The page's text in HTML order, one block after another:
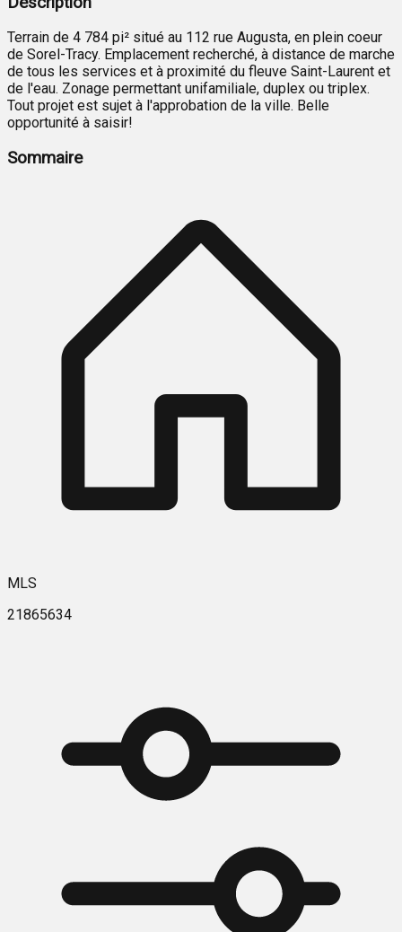
Terrain de 4 784 pi² situé au 112 rue Augusta, en plein coeur
de Sorel-Tracy. Emplacement recherché, à distance de marche
de tous les services et à proximité du fleuve Saint-Laurent et
de l'eau. Zonage permettant unifamiliale, duplex ou triplex.
Tout projet est sujet à l'approbation de la ville. Belle
opportunité à saisir!
Sommaire
MLS
21865634